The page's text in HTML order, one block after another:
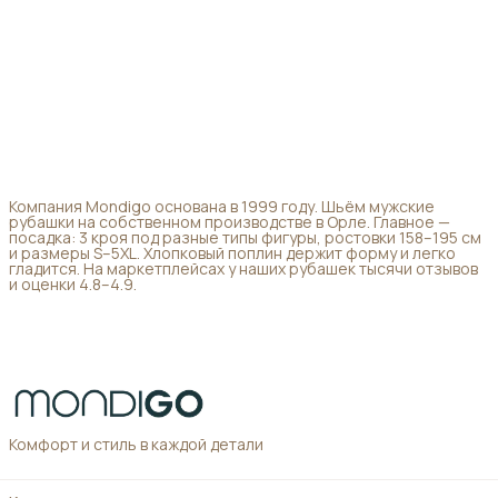
Компания Mondigo основана в 1999 году. Шьём мужские
рубашки на собственном производстве в Орле. Главное —
посадка: 3 кроя под разные типы фигуры, ростовки 158–195 см
и размеры S–5XL. Хлопковый поплин держит форму и легко
гладится. На маркетплейсах у наших рубашек тысячи отзывов
и оценки 4.8–4.9.
Комфорт и стиль в каждой детали